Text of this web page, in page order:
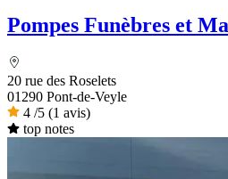
Pompes Funèbres et
20 rue des Roselets
01290 Pont-de-Veyle
4 /5 (1 avis)
top notes